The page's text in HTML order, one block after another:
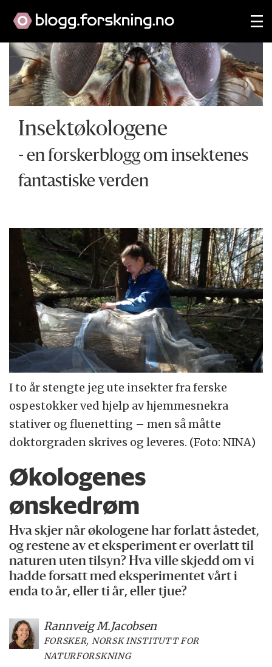
Insektøkologene
- en forskerblogg om insektenes
fantastiske verden
I to år stengte jeg ute insekter fra ferske
ospestokker ved hjelp av hjemmesnekra
stativer og fluenetting – men så måtte
doktorgraden skrives og leveres. (Foto: NINA)
Økologenes
ønskedrøm
Hva skjer når økologene har forlatt åstedet,
og restene av et eksperiment er overlatt til
naturen uten tilsyn? Hva ville skjedd om vi
hadde forsatt med eksperimentet vårt i
enda to år, eller ti år, eller tjue?
Rannveig M.Jacobsen
FORSKER, NORSK INSTITUTT FOR
NATURFORSKNING